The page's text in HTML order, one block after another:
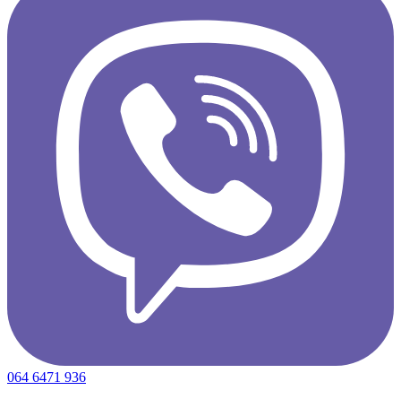
064 6471 936